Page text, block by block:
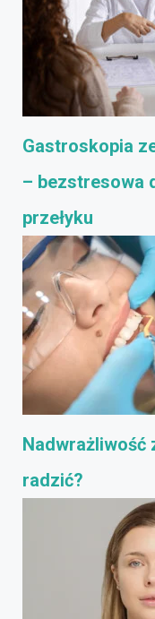
Gastroskopia
– bezstresowa
przełyku
Nadwrażliwość
radzić?